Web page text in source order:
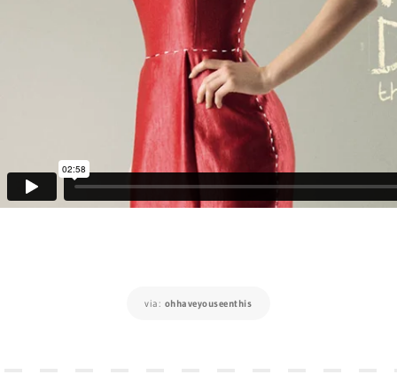
via: ohhaveyouseenthis